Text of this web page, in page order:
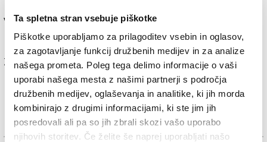
Ta spletna stran vsebuje piškotke
Piškotke uporabljamo za prilagoditev vsebin in oglasov,
za zagotavljanje funkcij družbenih medijev in za analize
našega prometa. Poleg tega delimo informacije o vaši
uporabi našega mesta z našimi partnerji s področja
družbenih medijev, oglaševanja in analitike, ki jih morda
kombinirajo z drugimi informacijami, ki ste jim jih
posredovali ali pa so jih zbrali skozi vašo uporabo
njihovih storitev. Če želite še naprej uporabljati našo
vojne v Štivanu, na koti 85 pri Tržiču, v Selcah in pri
madžarski kapelici pri Vižintinih.
Za branje in pisanje komentarjevje potrebna prijava